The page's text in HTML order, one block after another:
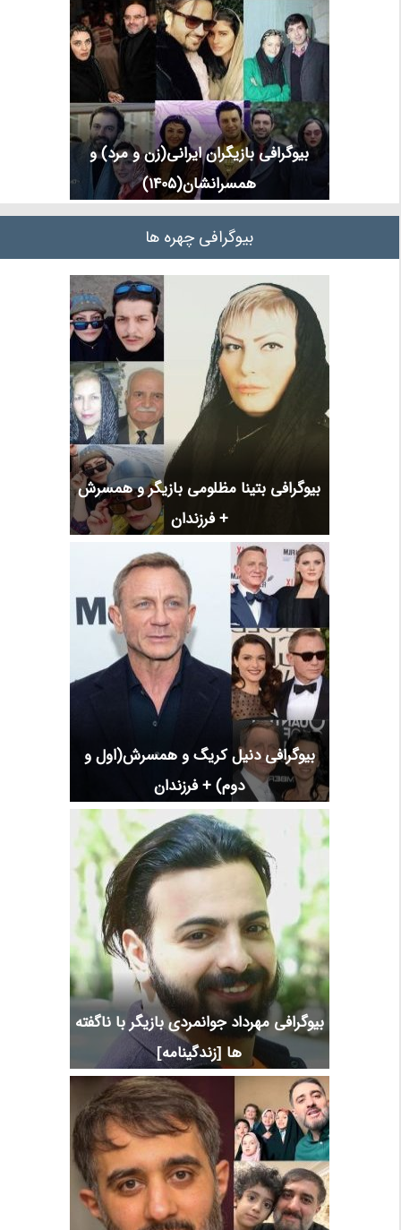
بیوگرافی بازیگران ایرانی(زن و مرد) و
همسرانشان(1405)
بیوگرافی چهره ها
بیوگرافی بتینا مظلومی بازیگر و همسرش
+ فرزندان
بیوگرافی دنیل کریگ و همسرش(اول و
دوم) + فرزندان
بیوگرافی مهرداد جوانمردی بازیگر با ناگفته
ها [زندگینامه]